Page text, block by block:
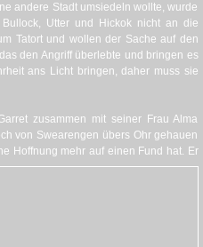
andere Stadt umsiedeln wollte, wurde
Utter und Hickok nicht an die
Tatort und wollen der Sache auf den
den Angriff überlebte und bringen es
ans Licht bringen, daher muss sie
zusammen mit seiner Frau Alma
von Swearengen übers Ohr gehauen
Hoffnung mehr auf einen Fund hat. Er